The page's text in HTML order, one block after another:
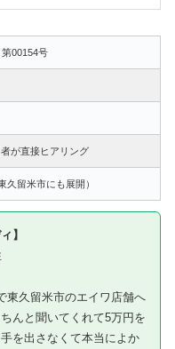
00154号
が直接ヒアリング
久留米市にも展開）
】
東久留米市のエイワ店舗へ
んと聞いてくれて5万円を
を出さなくて本当によか